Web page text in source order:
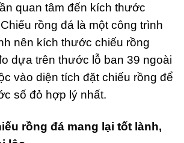
quan tâm đến kích thước
rồng đá là một công trình
nên kích thước chiếu rồng
dựa trên thước lỗ ban 39 ngoài
vào diện tích đặt chiếu rồng để
số đỏ hợp lý nhất.
rồng đá mang lại tốt lành,